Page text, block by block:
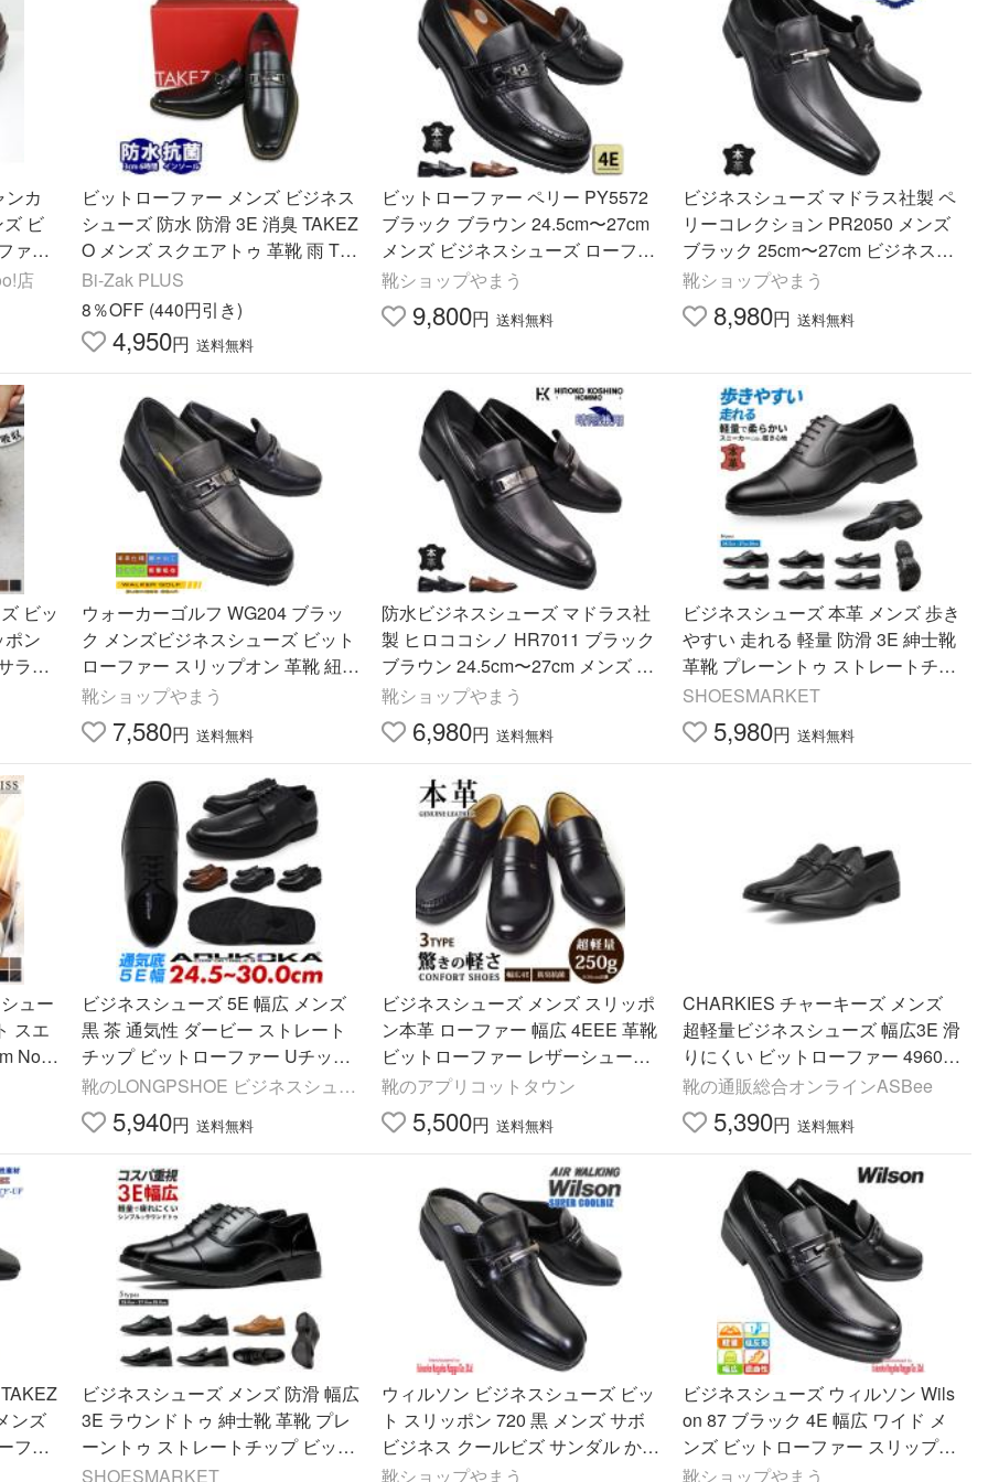
カ
ビ
ァー
27.
店
ビットローファー メンズ ビジネス
シューズ 防水 防滑 3E 消臭 TAKEZ
O メンズ スクエアトゥ 革靴 雨 TK
193
Bi-Zak PLUS
8％OFF (440円引き)
4,950円 送料無料
ビットローファー ペリー PY5572
ブラック ブラウン 24.5cm〜27cm
メンズ ビジネスシューズ ローファ
ー スリッポン 紳士靴 紐なし靴 履
きやすい靴 黒靴 4E
靴ショップやまう
9,800円 送料無料
ビジネスシューズ マドラス社製 ペ
リーコレクション PR2050 メンズ
ブラック 25cm〜27cm ビジネス靴
ビットスリッポン 革靴 紐なし靴 紳
士靴 黒靴 本革
靴ショップやまう
8,980円 送料無料
ビッ
ン
ラバ
ウォーカーゴルフ WG204 ブラッ
ク メンズビジネスシューズ ビット
ローファー スリップオン 革靴 紐な
し靴 撥水 本革 防滑 軽量 WALKER
GOLF ゆったり仕様
靴ショップやまう
7,580円 送料無料
防水ビジネスシューズ マドラス社
製 ヒロココシノ HR7011 ブラック
ブラウン 24.5cm〜27cm メンズ ビ
ジネスシューズ ビットスリッポン
ローファー 紐なし靴
靴ショップやまう
6,980円 送料無料
ビジネスシューズ 本革 メンズ 歩き
やすい 走れる 軽量 防滑 3E 紳士靴
革靴 プレーントゥ ストレートチッ
プ ビット ローファー ブラック 全6
種類 OXFORD FIELD
SHOESMARKET
5,980円 送料無料
ュー
スエ
No.8
ビジネスシューズ 5E 幅広 メンズ
黒 茶 通気性 ダービー ストレート
チップ ビットローファー Uチップ
外羽根 通気 蒸れない インソール
滑りにくい ARUKOKA
靴のLONGPSHOE ビジネスシュー
ズ 5,940円 送料無料
ビジネスシューズ メンズ スリッポ
ン本革 ローファー 幅広 4EEE 革靴
ビットローファー レザーシューズ
コンフォートシューズ紳士靴 靴 メ
ンズシューズ
靴のアプリコットタウン
5,500円 送料無料
CHARKIES チャーキーズ メンズ
超軽量ビジネスシューズ 幅広3E 滑
りにくい ビットローファー 49600
1 ブラック
靴の通販総合オンラインASBee
5,390円 送料無料
ンズ
ファ
ビジネスシューズ メンズ 防滑 幅広
3E ラウンドトゥ 紳士靴 革靴 プレ
ーントゥ ストレートチップ ビット
ローファー ブラック ブラウン 黒
SHOESMARKET
ウィルソン ビジネスシューズ ビッ
ト スリッポン 720 黒 メンズ サボ
ビジネス クールビズ サンダル かか
となしWilson 720
靴ショップやまう
ビジネスシューズ ウィルソン Wils
on 87 ブラック 4E 幅広 ワイド メ
ンズ ビットローファー スリップオ
ン ビジネス靴 紳士靴 合成皮革
靴ショップやまう